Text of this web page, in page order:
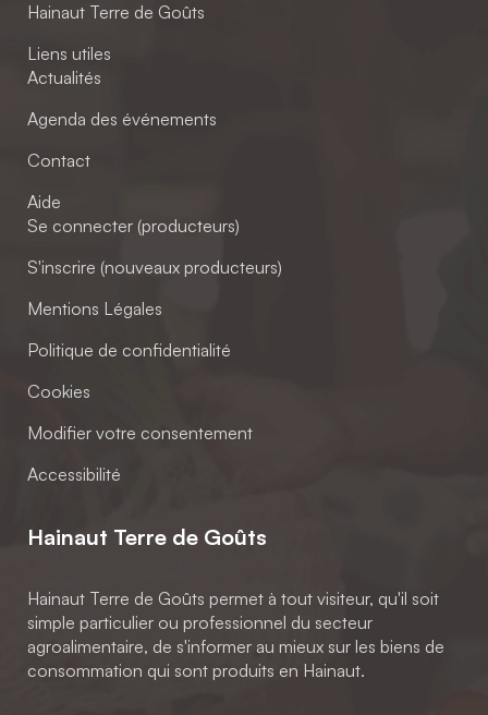
Hainaut Terre de Goûts
Liens utiles
Actualités
Agenda des événements
Contact
Aide
Se connecter (producteurs)
S'inscrire (nouveaux producteurs)
Mentions Légales
Politique de confidentialité
Cookies
Modifier votre consentement
Accessibilité
Hainaut Terre de Goûts
Hainaut Terre de Goûts permet à tout visiteur, qu'il soit
simple particulier ou professionnel du secteur
agroalimentaire, de s'informer au mieux sur les biens de
consommation qui sont produits en Hainaut.